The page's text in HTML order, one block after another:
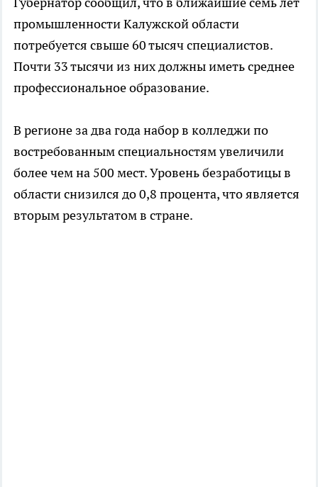
промышленности Калужской области
потребуется свыше 60 тысяч специалистов.
Почти 33 тысячи из них должны иметь среднее
профессиональное образование.
В регионе за два года набор в колледжи по
востребованным специальностям увеличили
более чем на 500 мест. Уровень безработицы в
области снизился до 0,8 процента, что является
вторым результатом в стране.